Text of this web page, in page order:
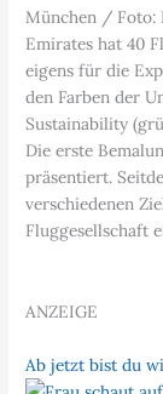
München / Foto:
Emirates hat 40
eigens für die
den Farben der
Sustainability
Die erste
präsentiert.
verschiedenen
Fluggesellschaft
ANZEIGE
Ab jetzt bist du